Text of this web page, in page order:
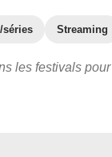
séries Streaming
les festivals